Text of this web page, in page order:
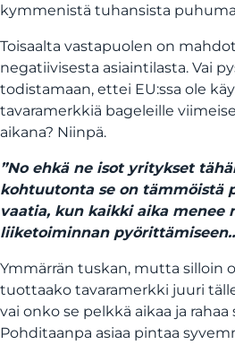
kymmenistä tuhansista
Toisaalta vastapuolen on
negatiivisesta asiaintilasta. Vai
todistamaan, ettei EU:ssa ole
tavaramerkkiä bageleille
aikana? Niinpä.
”No ehkä ne isot yritykset
kohtuutonta se on tämmöistä
vaatia, kun kaikki aika menee
liiketoiminnan
Ymmärrän tuskan, mutta silloin
tuottaako tavaramerkki juuri
vai onko se pelkkä aikaa ja rahaa
Pohditaanpa asiaa pintaa